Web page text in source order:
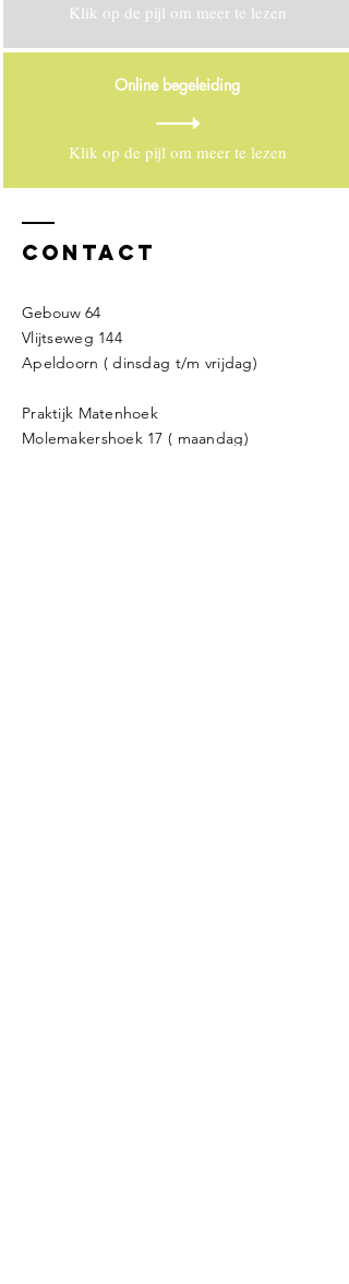
Klik op de pijl om meer te lezen
Online begeleiding
Klik op de pijl om meer te lezen
Contact
Gebouw 64
Vlijtseweg 144
Apeldoorn ( dinsdag t/m vrijdag)
Praktijk Matenhoek
Molemakershoek 17 ( maandag)